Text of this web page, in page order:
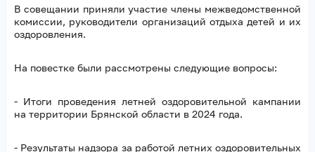
В совещании приняли участие члены межведомственной
комиссии, руководители организаций отдыха детей и их
оздоровления.
На повестке были рассмотрены следующие вопросы:
- Итоги проведения летней оздоровительной кампании
на территории Брянской области в 2024 года.
- Результаты надзора за работой летних оздоровительных